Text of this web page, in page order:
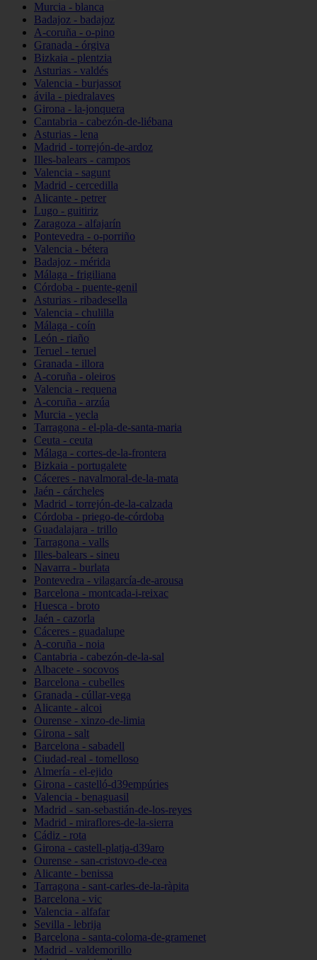
Murcia - blanca
Badajoz - badajoz
A-coruña - o-pino
Granada - órgiva
Bizkaia - plentzia
Asturias - valdés
Valencia - burjassot
ávila - piedralaves
Girona - la-jonquera
Cantabria - cabezón-de-liébana
Asturias - lena
Madrid - torrejón-de-ardoz
Illes-balears - campos
Valencia - sagunt
Madrid - cercedilla
Alicante - petrer
Lugo - guitiriz
Zaragoza - alfajarín
Pontevedra - o-porriño
Valencia - bétera
Badajoz - mérida
Málaga - frigiliana
Córdoba - puente-genil
Asturias - ribadesella
Valencia - chulilla
Málaga - coín
León - riaño
Teruel - teruel
Granada - illora
A-coruña - oleiros
Valencia - requena
A-coruña - arzúa
Murcia - yecla
Tarragona - el-pla-de-santa-maria
Ceuta - ceuta
Málaga - cortes-de-la-frontera
Bizkaia - portugalete
Cáceres - navalmoral-de-la-mata
Jaén - cárcheles
Madrid - torrejón-de-la-calzada
Córdoba - priego-de-córdoba
Guadalajara - trillo
Tarragona - valls
Illes-balears - sineu
Navarra - burlata
Pontevedra - vilagarcía-de-arousa
Barcelona - montcada-i-reixac
Huesca - broto
Jaén - cazorla
Cáceres - guadalupe
A-coruña - noia
Cantabria - cabezón-de-la-sal
Albacete - socovos
Barcelona - cubelles
Granada - cúllar-vega
Alicante - alcoi
Ourense - xinzo-de-limia
Girona - salt
Barcelona - sabadell
Ciudad-real - tomelloso
Almería - el-ejido
Girona - castelló-d39empúries
Valencia - benaguasil
Madrid - san-sebastián-de-los-reyes
Madrid - miraflores-de-la-sierra
Cádiz - rota
Girona - castell-platja-d39aro
Ourense - san-cristovo-de-cea
Alicante - benissa
Tarragona - sant-carles-de-la-ràpita
Barcelona - vic
Valencia - alfafar
Sevilla - lebrija
Barcelona - santa-coloma-de-gramenet
Madrid - valdemorillo